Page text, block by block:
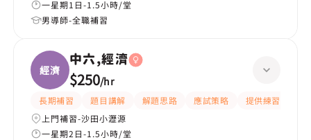
一星期1日-1.5小時/堂
男導師-全職補習
經濟
中六,經濟
$250/hr
長期補習 題目講解 解題思路 應試策略
提供練習題/試題
上門補習-沙田小瀝源
一星期2日-1.5小時/堂